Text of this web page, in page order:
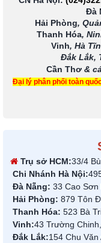
Đà
Hải Phòng,
Thanh Hóa,
Vinh, Hà
Đắk Lắk,
Cần Thơ &
Đại lý phân phối toàn
Trụ sở HCM:33/4
Chi Nhánh Hà Nội:
Đà Nẵng: 33 Cao Sơn
Hải Phòng: 879 Tôn
Thanh Hóa: 523 Bà
Vinh:43 Trường
Đắk Lắk:154 Chu Văn